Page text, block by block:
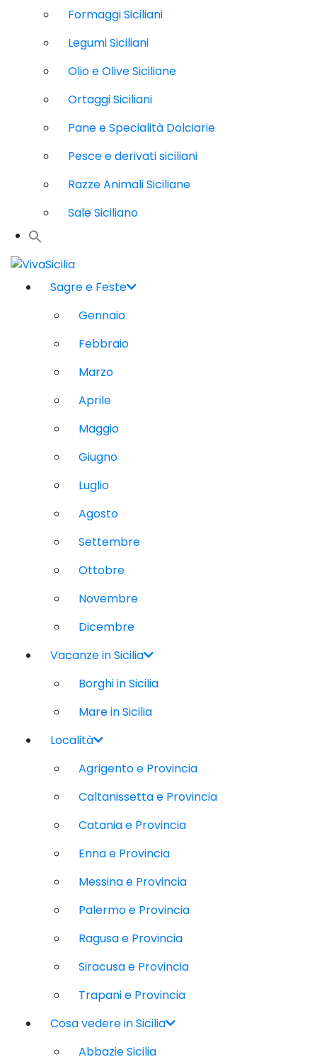
Formaggi Siciliani
Legumi Siciliani
Olio e Olive Siciliane
Ortaggi Siciliani
Pane e Specialità Dolciarie
Pesce e derivati siciliani
Razze Animali Siciliane
Sale Siciliano
Sagre e Feste
Gennaio
Febbraio
Marzo
Aprile
Maggio
Giugno
Luglio
Agosto
Settembre
Ottobre
Novembre
Dicembre
Vacanze in Sicilia
Borghi in Sicilia
Mare in Sicilia
Località
Agrigento e Provincia
Caltanissetta e Provincia
Catania e Provincia
Enna e Provincia
Messina e Provincia
Palermo e Provincia
Ragusa e Provincia
Siracusa e Provincia
Trapani e Provincia
Cosa vedere in Sicilia
Abbazie Sicilia